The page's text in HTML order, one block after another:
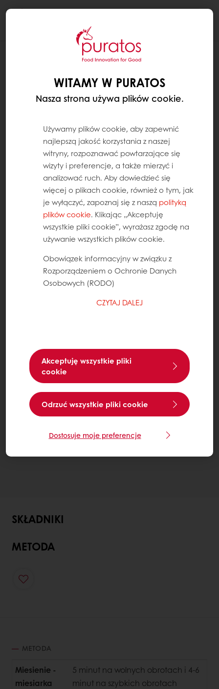
RECEPTURY
SKŁADNIKI
METODA
METODA
Miesienie -
miesiarka
5 minut na wolnych obrotach i 4-6
minut na szybkich obrotach
WITAMY W PURATOS
Nasza strona używa plików cookie.
Używamy plików cookie, aby zapewnić
najlepszą jakość korzystania z naszej
witryny, rozpoznawać powtarzające się
wizyty i preferencje, a także mierzyć i
analizować ruch. Aby dowiedzieć się
więcej o plikach cookie, również o tym, jak
je wyłączyć, zapoznaj się z naszą polityką
plików cookie. Klikając „Akceptuję
wszystkie pliki cookie”, wyrażasz zgodę na
używanie wszystkich plików cookie.
Obowiązek informacyjny w związku z
Rozporządzeniem o Ochronie Danych
Osobowych (RODO)
CZYTAJ DALEJ
Akceptuję wszystkie pliki
cookie
Odrzuć wszystkie pliki cookie
Dostosuje moje preferencje